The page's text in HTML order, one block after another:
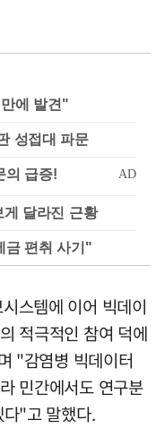
에 발견"
성접대 파문
게 달라진 근황
금 편취 사기"
스템에 이어 빅데이
적극적인 참여 덕에
"감염병 빅데이터
민간에서도 연구분
"고 말했다.